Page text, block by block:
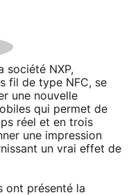
société NXP,
fil de type NFC, se
une nouvelle
qui permet de
réel et en trois
une impression
un vrai effet de
ont présenté la